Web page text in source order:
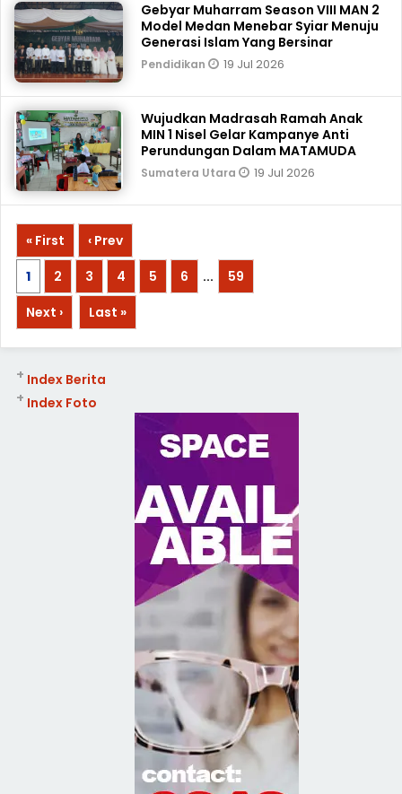
Gebyar Muharram Season VIII MAN 2
Model Medan Menebar Syiar Menuju
Generasi Islam Yang Bersinar
Pendidikan 19 Jul 2026
Wujudkan Madrasah Ramah Anak
MIN 1 Nisel Gelar Kampanye Anti
Perundungan Dalam MATAMUDA
Sumatera Utara 19 Jul 2026
« First
‹ Prev
1
2 3 4 5 6 ...
59
Next ›
Last »
Index Berita
+
Index Foto
+